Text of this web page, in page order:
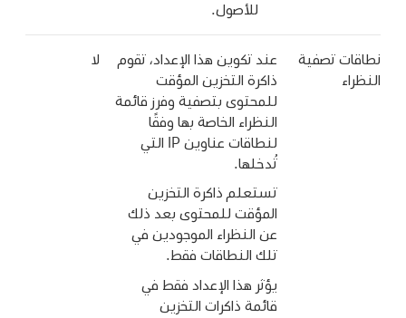
للأصول.
نطاقات تصفية
النظراء
عند تكوين هذا الإعداد، تقوم
ذاكرة التخزين المؤقت
للمحتوى بتصفية وفرز قائمة
النظراء الخاصة بها وفقًا
لنطاقات عناوين IP التي
تُدخلها.
تستعلم ذاكرة التخزين
المؤقت للمحتوى بعد ذلك
عن النظراء الموجودين في
تلك النطاقات فقط.
يؤثر هذا الإعداد فقط في
قائمة ذاكرات التخزين
لا